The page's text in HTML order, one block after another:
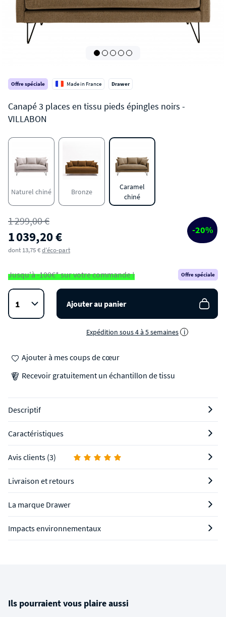
Offre spéciale Made in France Drawer
VILLABON
Canapé 3 places en tissu pieds épingles noirs
Naturel chiné Bronze
Caramel
chiné
1 299,00 €
1 039,20 € -20%
dont 13,75 €d'éco-part
Jusqu'à -100€* sur votre commande ! Offre spéciale
Ajouter au panier
Expédition sous 4 à 5 semaines i
Ajouter à mes coups de cœur
Recevoir gratuitement un échantillon de tissu
Descriptif
Caractéristiques
Avis clients (3)
Livraison et retours
La marque Drawer
Impacts environnementaux
Ils pourraient vous plaire aussi